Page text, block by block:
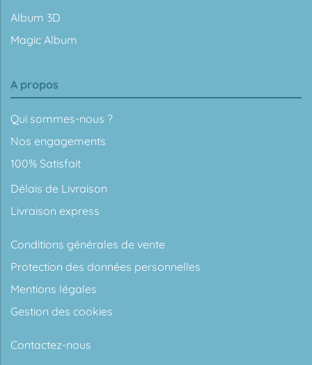
Album 3D
Magic Album
A propos
Qui sommes-nous ?
Nos engagements
100% Satisfait
Délais de Livraison
Livraison express
Conditions générales de vente
Protection des données personnelles
Mentions légales
Gestion des cookies
Contactez-nous